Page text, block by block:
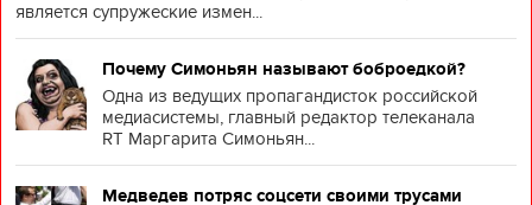
является супружеские измен...
Почему Симоньян называют боброедкой?
Одна из ведущих пропагандисток российской
медиасистемы, главный редактор телеканала
RT Маргарита Симоньян...
Медведев потряс соцсети своими трусами